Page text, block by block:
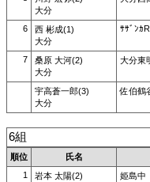
大分
6
西 彬成(1)
大分
ｻｻﾞﾝｶ
7
桑原 大河(2)
大分
大分東
宇高蒼一郎(3)
大分
佐伯鶴
6組
順位 氏名
1
岩本 太陽(2)
姫島中